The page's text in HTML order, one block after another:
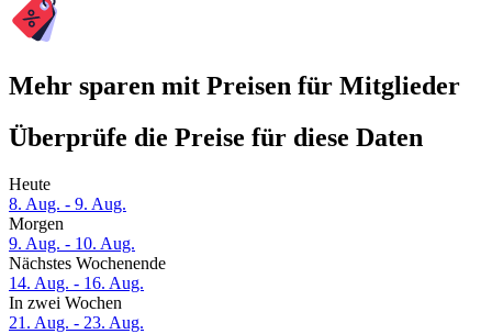
Mehr sparen mit Preisen für Mitglieder
Überprüfe die Preise für diese Daten
Heute
8. Aug. - 9. Aug.
Morgen
9. Aug. - 10. Aug.
Nächstes Wochenende
14. Aug. - 16. Aug.
In zwei Wochen
21. Aug. - 23. Aug.